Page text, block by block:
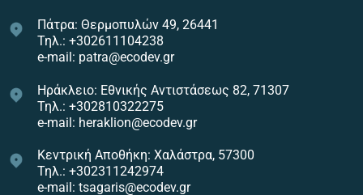
Πάτρα: Θερμοπυλών 49, 26441
Τηλ.: +302611104238
e-mail: patra@ecodev.gr
Ηράκλειο: Εθνικής Αντιστάσεως 82, 71307
Τηλ.: +302810322275
e-mail: heraklion@ecodev.gr
Κεντρική Αποθήκη: Χαλάστρα, 57300
Τηλ.: +302311242974
e-mail: tsagaris@ecodev.gr